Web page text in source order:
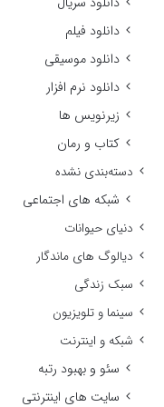
دانلود فیلم
دانلود موسیقی
دانلود نرم افزار
زیرنویس ها
کتاب و رمان
دسته‌بندی نشده
شبکه های اجتماعی
دنیای حیوانات
دیالوگ های ماندگار
سبک زندگی
سینما و تلویزیون
شبکه و اینترنت
سئو و بهبود رتبه
سایت های اینترنتی